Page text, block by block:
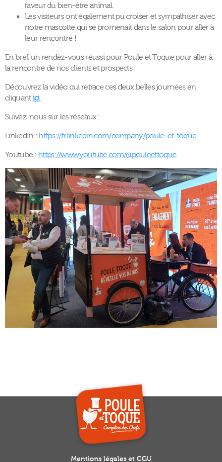
faveur du bien-être animal.
Les visiteurs ont également pu croiser et sympathiser avec
notre mascotte qui se promenait dans le salon pour aller à
leur rencontre !
En bref, un rendez-vous réussi pour Poule et Toque pour aller à
la rencontre de nos clients et prospects !
Découvrez la vidéo qui retrace ces deux belles journées en
cliquantici.
Suivez-nous sur les réseaux :
LinkedIn :https://fr.linkedin.com/company/poule-et-toque
Youtube : https://www.youtube.com/@pouleettoque
Mentions légales et CGU